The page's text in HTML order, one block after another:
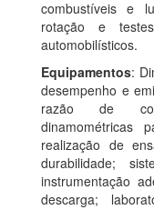
combustíveis e
rotação e
automobilísticos.
Equipamentos:
desempenho e
razão de
dinamométricas
realização de
durabilidade;
instrumentação
descarga;